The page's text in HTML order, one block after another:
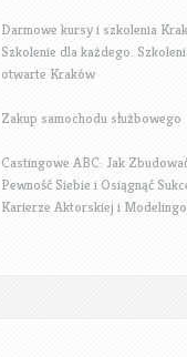
Darmowe kursy i szkolenia
Szkolenie dla każdego.
otwarte Kraków
Zakup samochodu służbowego
Castingowe ABC: Jak
Pewność Siebie i Osiągnąć
Karierze Aktorskiej i